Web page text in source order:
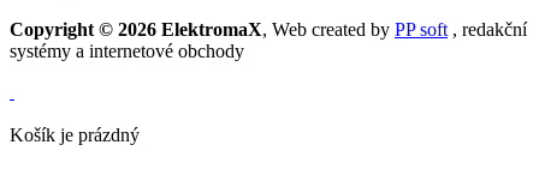
Copyright © 2026 ElektromaX, Web created by PP soft , redakční
systémy a internetové obchody
Košík je prázdný